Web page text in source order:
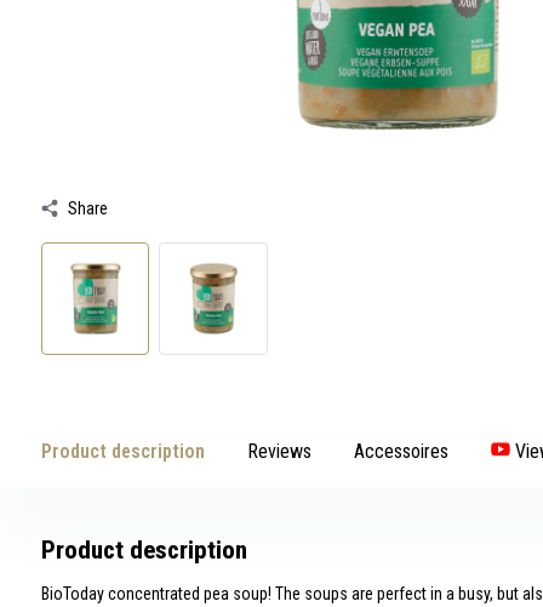
Share
Product description Reviews Accessoires
Product description
BioToday concentrated pea soup! The soups are perfect in a busy, but